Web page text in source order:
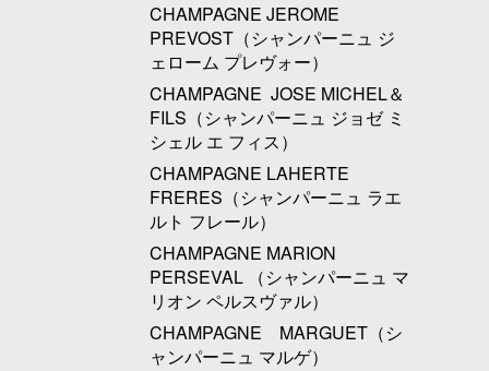
CHAMPAGNE JEROME
PREVOST（シャンパーニュ ジ
ェローム プレヴォー）
CHAMPAGNE JOSE MICHEL＆
FILS（シャンパーニュ ジョゼ ミ
シェル エ フィス）
CHAMPAGNE LAHERTE
FRERES（シャンパーニュ ラエ
ルト フレール）
CHAMPAGNE MARION
PERSEVAL （シャンパーニュ マ
リオン ペルスヴァル）
CHAMPAGNE MARGUET（シ
ャンパーニュ マルゲ）